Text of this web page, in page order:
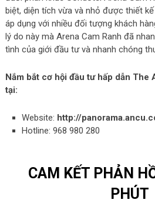
biệt, diện tích vừa và nhỏ được thiết
áp dụng với nhiều đối tượng khách
lý do này mà Arena Cam Ranh đã
tình của giới đầu tư và nhanh chóng
Nắm bắt cơ hội đầu tư hấp dẫn The
tại:
Website: http://
Hotline: 968 980 280
CAM KẾT PHẢN
PHÚT